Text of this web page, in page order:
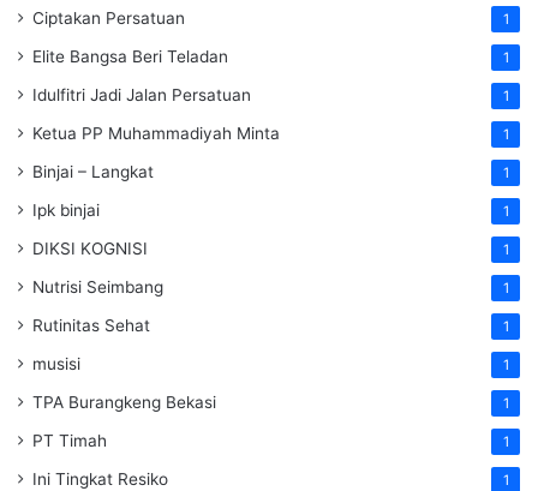
Ciptakan Persatuan 1
Elite Bangsa Beri Teladan 1
Idulfitri Jadi Jalan Persatuan 1
Ketua PP Muhammadiyah Minta 1
Binjai – Langkat 1
Ipk binjai 1
DIKSI KOGNISI 1
Nutrisi Seimbang 1
Rutinitas Sehat 1
musisi 1
TPA Burangkeng Bekasi 1
PT Timah 1
Ini Tingkat Resiko 1